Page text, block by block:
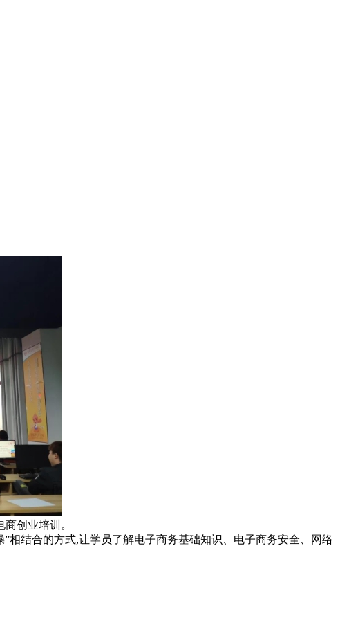
创业培训。
结合的方式,让学员了解电子商务基础知识、电子商务安全、网络